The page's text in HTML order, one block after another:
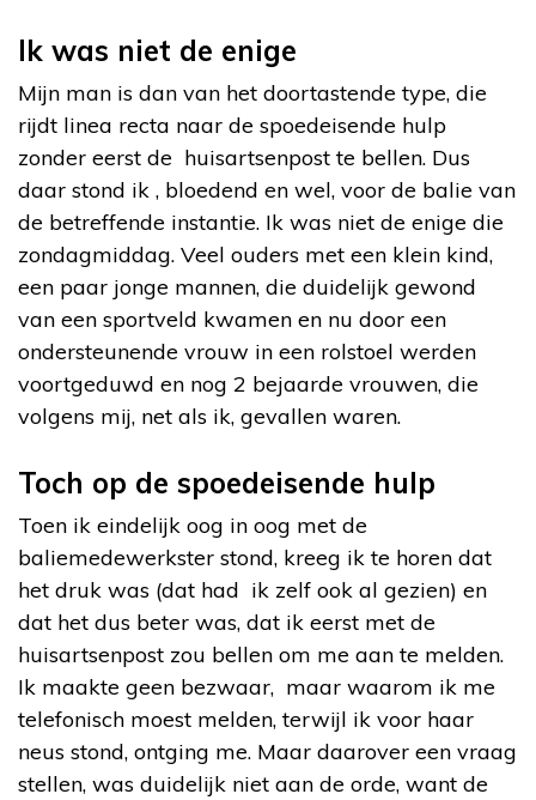
Ik was niet de enige
Mijn man is dan van het doortastende type, die
rijdt linea recta naar de spoedeisende hulp
zonder eerst de huisartsenpost te bellen. Dus
daar stond ik , bloedend en wel, voor de balie van
de betreffende instantie. Ik was niet de enige die
zondagmiddag. Veel ouders met een klein kind,
een paar jonge mannen, die duidelijk gewond
van een sportveld kwamen en nu door een
ondersteunende vrouw in een rolstoel werden
voortgeduwd en nog 2 bejaarde vrouwen, die
volgens mij, net als ik, gevallen waren.
Toch op de spoedeisende hulp
Toen ik eindelijk oog in oog met de
baliemedewerkster stond, kreeg ik te horen dat
het druk was (dat had ik zelf ook al gezien) en
dat het dus beter was, dat ik eerst met de
huisartsenpost zou bellen om me aan te melden.
Ik maakte geen bezwaar, maar waarom ik me
telefonisch moest melden, terwijl ik voor haar
neus stond, ontging me. Maar daarover een vraag
stellen, was duidelijk niet aan de orde, want de